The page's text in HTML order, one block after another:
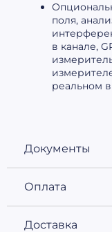
Документы
Оплата
Доставка
поля,
в канале,
реальном